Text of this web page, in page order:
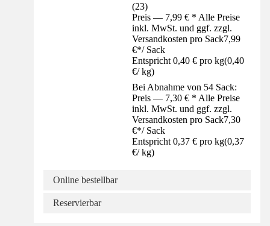
(23)
Preis — 7,99 € * Alle Preise
inkl. MwSt. und ggf. zzgl.
Versandkosten pro Sack7,99
€*/ Sack
Entspricht 0,40 € pro kg(0,40
€/ kg)
Bei Abnahme von 54 Sack:
Preis — 7,30 € * Alle Preise
inkl. MwSt. und ggf. zzgl.
Versandkosten pro Sack7,30
€*/ Sack
Entspricht 0,37 € pro kg(0,37
€/ kg)
Online bestellbar
Reservierbar